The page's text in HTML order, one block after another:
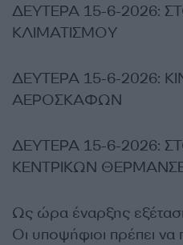
ΔΕΥΤΕΡΑ 15-6-2026:
ΚΛΙΜΑΤΙΣΜΟΥ
ΔΕΥΤΕΡΑ 15-6-2026:
ΑΕΡΟΣΚΑΦΩΝ
ΔΕΥΤΕΡΑ 15-6-2026:
ΚΕΝΤΡΙΚΩΝ
Ως ώρα έναρξης
Οι υποψήφιοι πρέπει να